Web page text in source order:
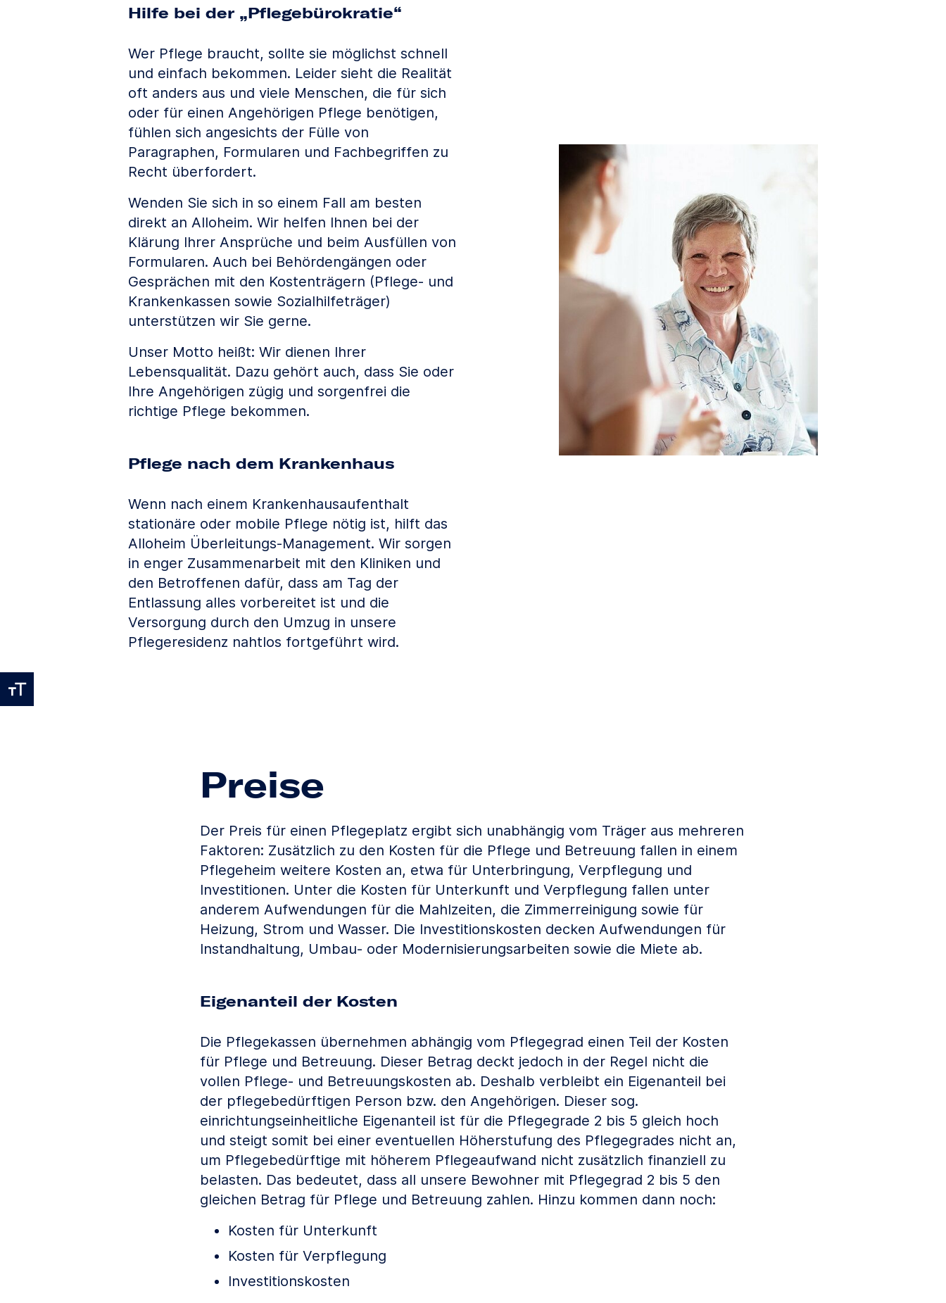
Hilfe bei der „Pflegebürokratie“
Wer Pflege braucht, sollte sie möglichst schnell
und einfach bekommen. Leider sieht die Realität
oft anders aus und viele Menschen, die für sich
oder für einen Angehörigen Pflege benötigen,
fühlen sich angesichts der Fülle von
Paragraphen, Formularen und Fachbegriffen zu
Recht überfordert.
Wenden Sie sich in so einem Fall am besten
direkt an Alloheim. Wir helfen Ihnen bei der
Klärung Ihrer Ansprüche und beim Ausfüllen von
Formularen. Auch bei Behördengängen oder
Gesprächen mit den Kostenträgern (Pflege- und
Krankenkassen sowie Sozialhilfeträger)
unterstützen wir Sie gerne.
Unser Motto heißt: Wir dienen Ihrer
Lebensqualität. Dazu gehört auch, dass Sie oder
Ihre Angehörigen zügig und sorgenfrei die
richtige Pflege bekommen.
Pflege nach dem Krankenhaus
Wenn nach einem Krankenhausaufenthalt
stationäre oder mobile Pflege nötig ist, hilft das
Alloheim Überleitungs-Management. Wir sorgen
in enger Zusammenarbeit mit den Kliniken und
den Betroffenen dafür, dass am Tag der
Entlassung alles vorbereitet ist und die
Versorgung durch den Umzug in unsere
Pflegeresidenz nahtlos fortgeführt wird.
Preise
Der Preis für einen Pflegeplatz ergibt sich unabhängig vom Träger aus mehreren
Faktoren: Zusätzlich zu den Kosten für die Pflege und Betreuung fallen in einem
Pflegeheim weitere Kosten an, etwa für Unterbringung, Verpflegung und
Investitionen. Unter die Kosten für Unterkunft und Verpflegung fallen unter
anderem Aufwendungen für die Mahlzeiten, die Zimmerreinigung sowie für
Heizung, Strom und Wasser. Die Investitionskosten decken Aufwendungen für
Instandhaltung, Umbau- oder Modernisierungsarbeiten sowie die Miete ab.
Eigenanteil der Kosten
Die Pflegekassen übernehmen abhängig vom Pflegegrad einen Teil der Kosten
für Pflege und Betreuung. Dieser Betrag deckt jedoch in der Regel nicht die
vollen Pflege- und Betreuungskosten ab. Deshalb verbleibt ein Eigenanteil bei
der pflegebedürftigen Person bzw. den Angehörigen. Dieser sog.
einrichtungseinheitliche Eigenanteil ist für die Pflegegrade 2 bis 5 gleich hoch
und steigt somit bei einer eventuellen Höherstufung des Pflegegrades nicht an,
um Pflegebedürftige mit höherem Pflegeaufwand nicht zusätzlich finanziell zu
belasten. Das bedeutet, dass all unsere Bewohner mit Pflegegrad 2 bis 5 den
gleichen Betrag für Pflege und Betreuung zahlen. Hinzu kommen dann noch:
Kosten für Unterkunft
Kosten für Verpflegung
Investitionskosten